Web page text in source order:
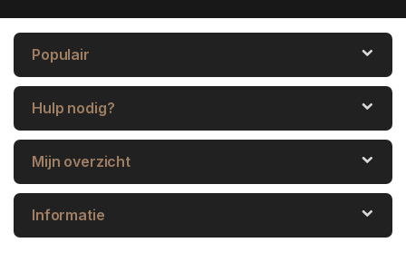
Populair
Hulp nodig?
Mijn overzicht
Informatie